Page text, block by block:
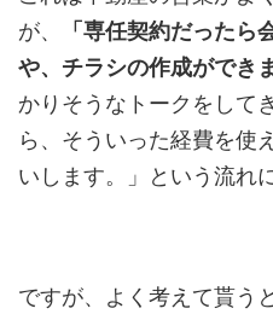
が、
「専任契約だったら
や、チラシの作成ができ
かりそうなトークをして
ら、そういった経費を使
いします。」という流れ
ですが、よく考えて貰う